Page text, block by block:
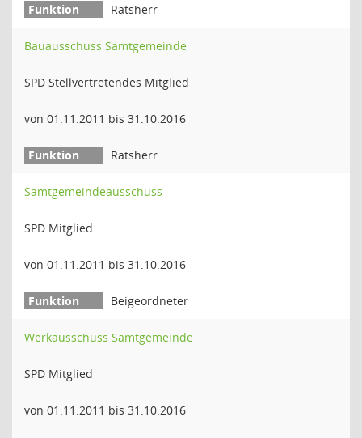
Ratsherr
Bauausschuss Samtgemeinde
SPD Stellvertretendes Mitglied
von 01.11.2011 bis 31.10.2016
Ratsherr
Samtgemeindeausschuss
SPD Mitglied
von 01.11.2011 bis 31.10.2016
Beigeordneter
Werkausschuss Samtgemeinde
SPD Mitglied
von 01.11.2011 bis 31.10.2016